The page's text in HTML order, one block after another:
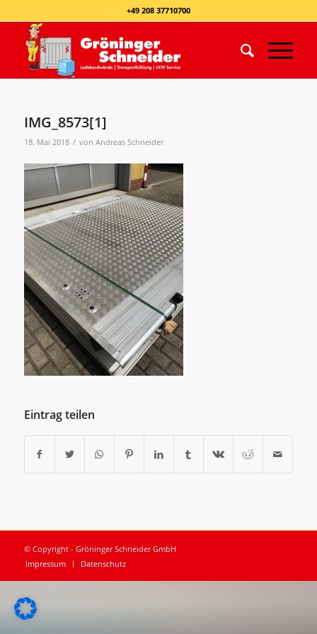
+49 208 37710700
IMG_8573[1]
18. Mai 2018 / von Andreas Schneider
Eintrag teilen
© Copyright - Gröninger Schneider GmbH
Impressum
Datenschutz